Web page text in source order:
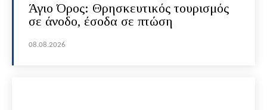
Άγιο Όρος: Θρησκευτικός τουρισμός
σε άνοδο, έσοδα σε πτώση
08.08.2026